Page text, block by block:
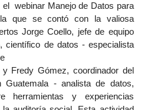
el webinar Manejo de Datos para
que se contó con la valiosa
Jorge Coello, jefe de equipo
científico de datos - especialista
Fredy Gómez, coordinador del
Guatemala - analista de datos,
herramientas y experiencias